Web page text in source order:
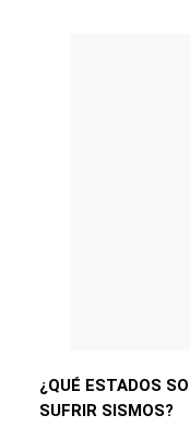
¿QUÉ ESTADOS
SUFRIR SISMOS?